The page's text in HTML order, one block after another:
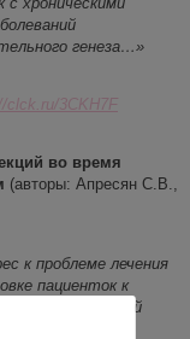
генеза…»
clck.ru/3CKH7F
во время
(авторы: Апресян С.В.,
к проблеме лечения
пациенток к
высокой частотой
процессов,